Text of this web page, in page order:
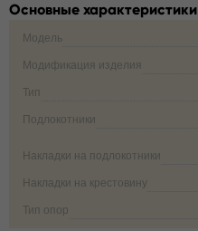
Основные характеристики
Модель
Модификация изделия
Тип
Подлокотники
Накладки на подлокотники
Накладки на крестовину
Тип опор